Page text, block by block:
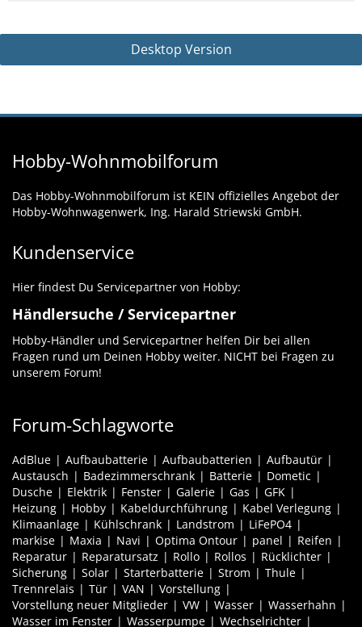
Desktop Version
Hobby-Wohnmobilforum
Das Hobby-Wohnmobilforum ist KEIN offizielles Angebot der
Hobby-Wohnwagenwerk, Ing. Harald Striewski GmbH.
Kundenservice
Hier findest Du Servicepartner von Hobby:
Händlersuche / Servicepartner
Hobby-Händler und Servicepartner helfen Dir bei allen
Fragen rund um Deinen Hobby weiter. NICHT bei Fragen zu
unserem Forum!
Forum-Schlagworte
AdBlue Aufbaubatterie Aufbaubatterien
Aufbautür
Austausch
Badezimmerschrank Batterie
Dometic
Dusche
Elektrik Fenster Galerie Gas
GFK
Heizung
Hobby Kabeldurchführung
Kabel Verlegung
Klimaanlage
Kühlschrank Landstrom
LiFePO4
markise
Maxia Navi Optima Ontour panel
Reifen
Reparatur
Reparatursatz Rollo Rollos
Rücklichter
Sicherung
Solar Starterbatterie Strom
Thule
Trennrelais
Tür VAN
Vorstellung
Vorstellung neuer Mitglieder
VW Wasser
Wasserhahn
Wasser im Fenster
Wasserpumpe Wechselrichter